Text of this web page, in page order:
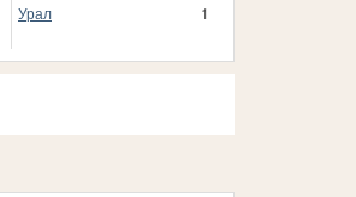
Урал
1